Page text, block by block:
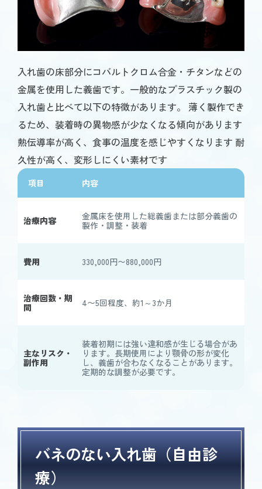
入れ歯の床部分にコバルトクロム合金・チタンなどの
金属を使用した義歯です。一般的なプラスチック製の
入れ歯と比べて以下の特徴があります。 薄く製作でき
るため、装着時の異物感が少なくなる傾向があります
熱伝導率が高く、食事の温度を感じやすくなります 耐
久性が高く、変形しにくい素材です
項目 内容
治療内容
金属床を使用した総義歯または部分義歯の
製作・調整・装着
費用 330,000円〜880,000円
治療回数・期
間
4〜5回程度、約1～3か月
主なリスク・
副作用
装着初期には強い違和感が生じる場合があ
ります。長期使用により顎骨の形が変化
し、義歯が合わなくなることがあります。
定期的な調整が必要です。
バネのない入れ歯（自由診
療）